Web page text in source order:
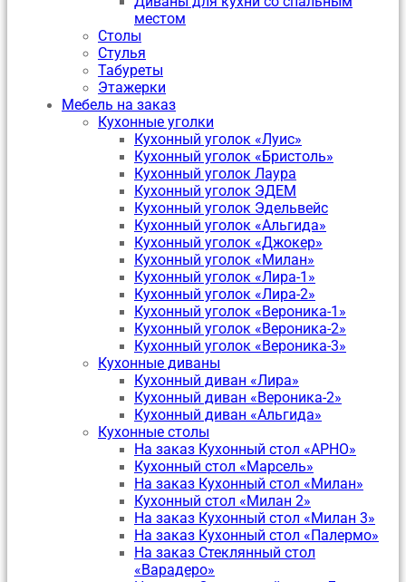
местом
Столы
Стулья
Табуреты
Этажерки
Мебель на заказ
Кухонные уголки
Кухонный уголок «Луис»
Кухонный уголок «Бристоль»
Кухонный уголок Лаура
Кухонный уголок ЭДЕМ
Кухонный уголок Эдельвейс
Кухонный уголок «Альгида»
Кухонный уголок «Джокер»
Кухонный уголок «Милан»
Кухонный уголок «Лира-1»
Кухонный уголок «Лира-2»
Кухонный уголок «Вероника-1»
Кухонный уголок «Вероника-2»
Кухонный уголок «Вероника-3»
Кухонные диваны
Кухонный диван «Лира»
Кухонный диван «Вероника-2»
Кухонный диван «Альгида»
Кухонные столы
На заказ Кухонный стол «АРНО»
Кухонный стол «Марсель»
На заказ Кухонный стол «Милан»
Кухонный стол «Милан 2»
На заказ Кухонный стол «Милан 3»
На заказ Кухонный стол «Палермо»
На заказ Стеклянный стол
«Варадеро»